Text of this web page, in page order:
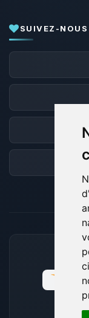
SUIVEZ-NOUS